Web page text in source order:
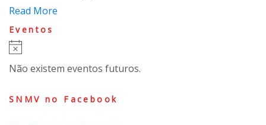
Read More
Eventos
Não existem eventos futuros.
SNMV no Facebook